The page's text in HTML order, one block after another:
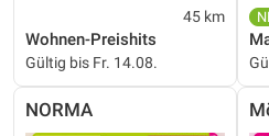
45 km
Wohnen-Preishits
Gültig bis Fr. 14.08.
NORMA